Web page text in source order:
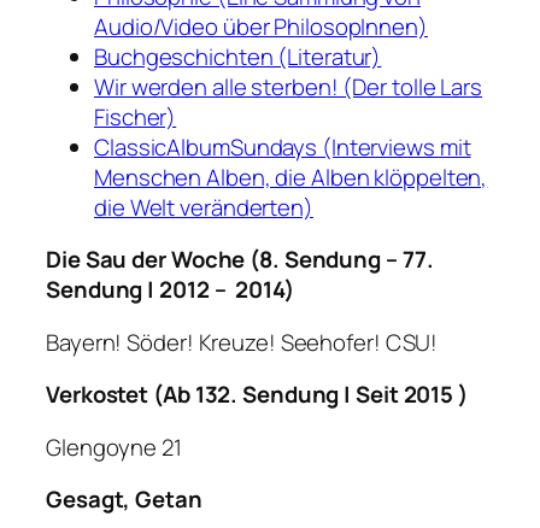
Audio/Video über PhilosopInnen)
Buchgeschichten (Literatur)
Wir werden alle sterben! (Der tolle Lars
Fischer)
ClassicAlbumSundays (Interviews mit
Menschen Alben, die Alben klöppelten,
die Welt veränderten)
Die Sau der Woche (8. Sendung – 77.
Sendung | 2012 – 2014)
Bayern! Söder! Kreuze! Seehofer! CSU!
Verkostet (Ab 132. Sendung | Seit 2015 )
Glengoyne 21
Gesagt, Getan